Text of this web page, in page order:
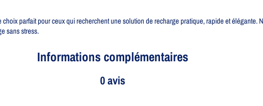
parfait pour ceux qui recherchent une solution de recharge pratique, rapide et élégante.
sans stress.
Informations complémentaires
0 avis